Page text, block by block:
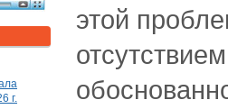
г.
этой